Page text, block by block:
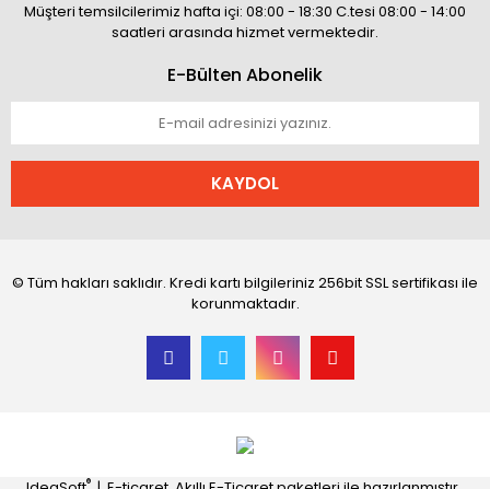
Müşteri temsilcilerimiz hafta içi: 08:00 - 18:30 C.tesi 08:00 - 14:00
saatleri arasında hizmet vermektedir.
E-Bülten Abonelik
KAYDOL
© Tüm hakları saklıdır. Kredi kartı bilgileriniz 256bit SSL sertifikası ile
korunmaktadır.
®